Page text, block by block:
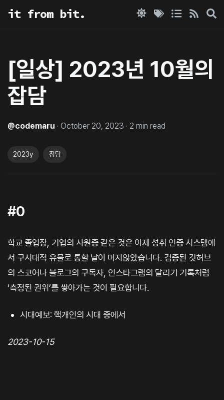
it from bit.
[일상] 2023년 10월의
잡담
@codemaru · October 20, 2023 · 2 min read
2023y 잡담
#0
학교 졸업장, 기업의 사원증 같은 것은 이제 성취 인증 시스템에
서 구시대적 유물로 통할 날이 머지않았습니다. 검증된 깃허브
의 스코어나 블로그의 구독자, 인스타그램의 달리기 기록처럼
‘측정된 권위’를 쌓아가는 것이 필요합니다.
시대예보: 핵개인의 시대 중에서
2023-10-15